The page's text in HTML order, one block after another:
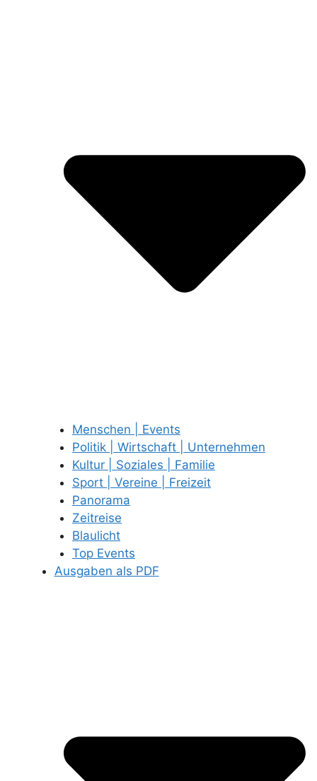
Menschen | Events
Politik | Wirtschaft | Unternehmen
Kultur | Soziales | Familie
Sport | Vereine | Freizeit
Panorama
Zeitreise
Blaulicht
Top Events
Ausgaben als PDF